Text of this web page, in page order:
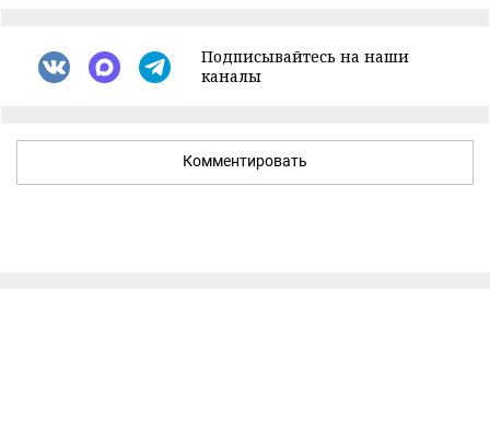
Подписывайтесь на наши
каналы
Комментировать